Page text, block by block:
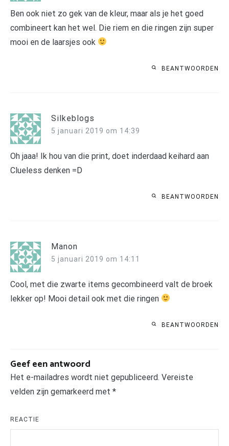
Ben ook niet zo gek van de kleur, maar als je het goed
combineert kan het wel. Die riem en die ringen zijn super
mooi en de laarsjes ook
BEANTWOORDEN
Silkeblogs
5 januari 2019 om 14:39
Oh jaaa! Ik hou van die print, doet inderdaad keihard aan
Clueless denken =D
BEANTWOORDEN
Manon
5 januari 2019 om 14:11
Cool, met die zwarte items gecombineerd valt de broek
lekker op! Mooi detail ook met die ringen
BEANTWOORDEN
Geef een antwoord
Het e-mailadres wordt niet gepubliceerd. Vereiste
velden zijn gemarkeerd met *
REACTIE